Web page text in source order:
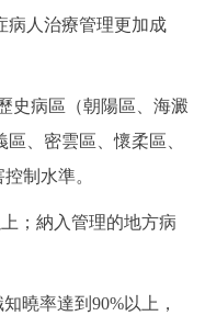
病人治療管理更加成
病區（朝陽區、海澱
、密雲區、懷柔區、
制水準。
；納入管理的地方病
率達到90%以上，